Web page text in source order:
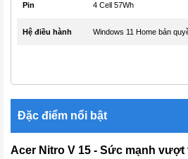
Pin 4 Cell 57Wh
Hệ điều hành Windows 11 Home bản
Đặc điểm nổi bật
Acer Nitro V 15 - Sức mạnh